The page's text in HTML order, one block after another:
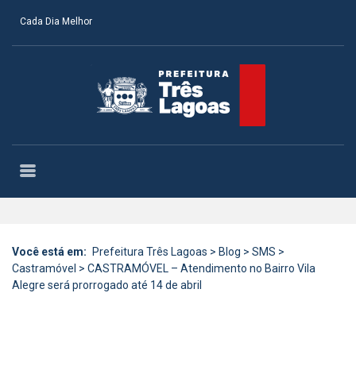
Cada Dia Melhor
Você está em: Prefeitura Três Lagoas > Blog > SMS >
Castramóvel > CASTRAMÓVEL – Atendimento no Bairro Vila
Alegre será prorrogado até 14 de abril